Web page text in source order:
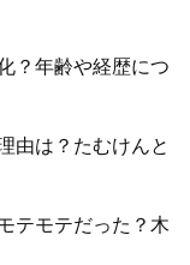
？年齢や経歴につ
由は？たむけんと
テモテだった？木